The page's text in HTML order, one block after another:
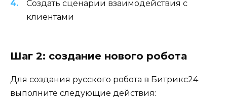
Создать сценарии взаимодействия с
клиентами
Шаг 2: создание нового робота
Для создания русского робота в Битрикс24
выполните следующие действия: